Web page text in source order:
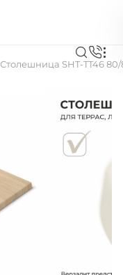
Столешница SHT-TT46